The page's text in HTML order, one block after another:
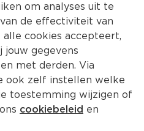
om analyses uit te
de effectiviteit van
cookies accepteert,
jouw gegevens
met derden. Via
ook zelf instellen welke
toestemming wijzigen of
cookiebeleid en